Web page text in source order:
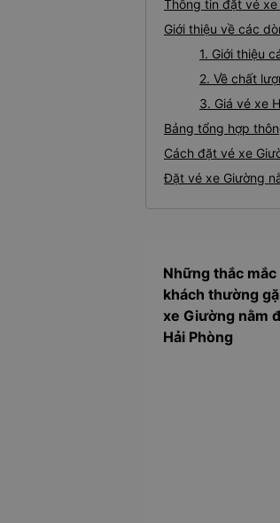
Thông tin đặt vé xe
Giới thiệu về các
1. Giới thiệu
2. Về chất
3. Giá vé xe
Bảng tổng hợp
Cách đặt vé xe
Đặt vé xe Giường
Những thắc mắc
khách thường
xe Giường nằm
Hải Phòng